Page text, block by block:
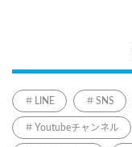
LINE SNS
Youtubeチャンネル